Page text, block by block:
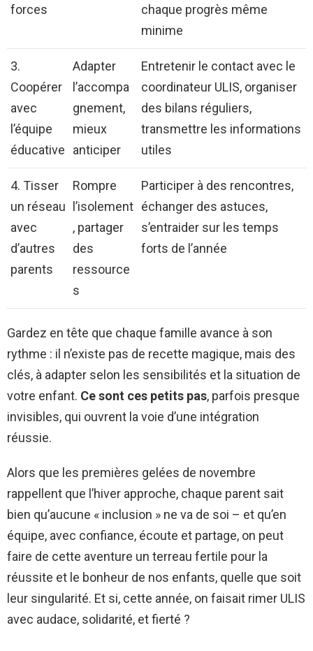
forces
chaque progrès même
minime
3.
Coopérer
avec
l’équipe
éducative
Adapter
l’accompa
gnement,
mieux
anticiper
Entretenir le contact avec le
coordinateur ULIS, organiser
des bilans réguliers,
transmettre les informations
utiles
4. Tisser
un réseau
avec
d’autres
parents
Rompre
l’isolement
, partager
des
ressource
s
Participer à des rencontres,
échanger des astuces,
s’entraider sur les temps
forts de l’année
Gardez en tête que chaque famille avance à son
rythme : il n’existe pas de recette magique, mais des
clés, à adapter selon les sensibilités et la situation de
votre enfant. Ce sont ces petits pas, parfois presque
invisibles, qui ouvrent la voie d’une intégration
réussie.
Alors que les premières gelées de novembre
rappellent que l’hiver approche, chaque parent sait
bien qu’aucune « inclusion » ne va de soi – et qu’en
équipe, avec confiance, écoute et partage, on peut
faire de cette aventure un terreau fertile pour la
réussite et le bonheur de nos enfants, quelle que soit
leur singularité. Et si, cette année, on faisait rimer ULIS
avec audace, solidarité, et fierté ?